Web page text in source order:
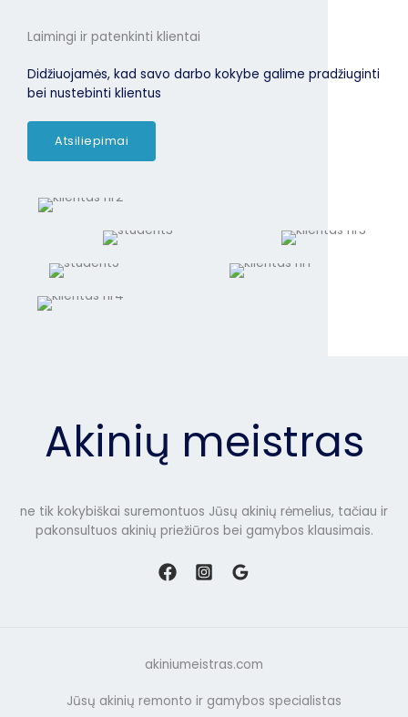
Laimingi ir patenkinti klientai
Didžiuojamės, kad savo darbo kokybe galime pradžiuginti
bei nustebinti klientus
Atsiliepimai
Akinių meistras
ne tik kokybiškai suremontuos Jūsų akinių rėmelius, tačiau ir
pakonsultuos akinių priežiūros bei gamybos klausimais.
akiniumeistras.com
Jūsų akinių remonto ir gamybos specialistas